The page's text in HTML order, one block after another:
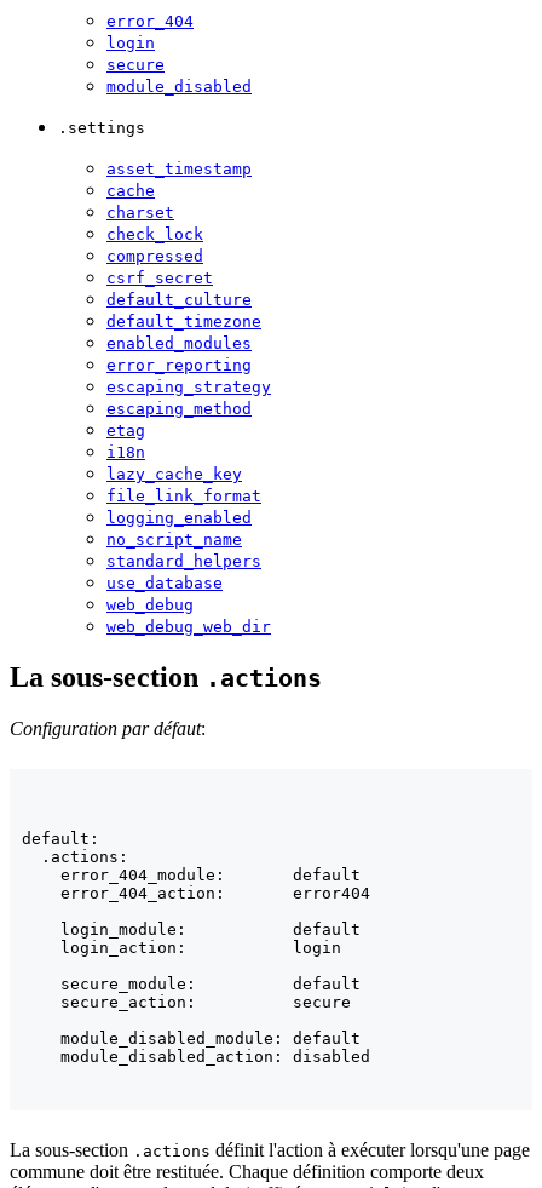
error_404
login
secure
module_disabled
.settings
asset_timestamp
cache
charset
check_lock
compressed
csrf_secret
default_culture
default_timezone
enabled_modules
error_reporting
escaping_strategy
escaping_method
etag
i18n
lazy_cache_key
file_link_format
logging_enabled
no_script_name
standard_helpers
use_database
web_debug
web_debug_web_dir
La sous-section .actions
Configuration par défaut:
default:
  .actions:
    error_404_module:       default
    error_404_action:       error404
    login_module:           default
    login_action:           login
    secure_module:          default
    secure_action:          secure
    module_disabled_module: default
    module_disabled_action: disabled
La sous-section .actions définit l'action à exécuter lorsqu'une page
commune doit être restituée. Chaque définition comporte deux